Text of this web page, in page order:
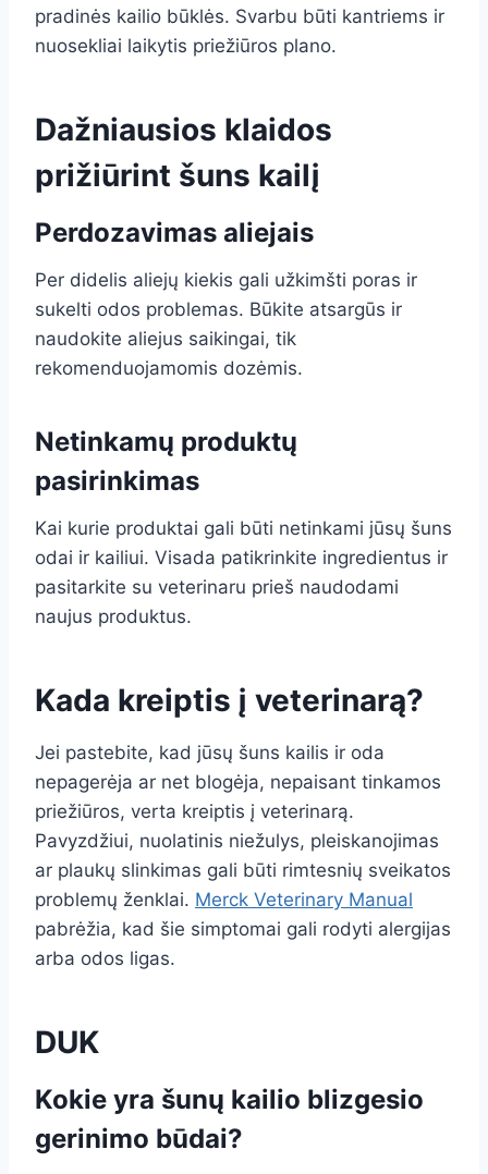
pradinės kailio būklės. Svarbu būti kantriems ir
nuosekliai laikytis priežiūros plano.
Dažniausios klaidos
prižiūrint šuns kailį
Perdozavimas aliejais
Per didelis aliejų kiekis gali užkimšti poras ir
sukelti odos problemas. Būkite atsargūs ir
naudokite aliejus saikingai, tik
rekomenduojamomis dozėmis.
Netinkamų produktų
pasirinkimas
Kai kurie produktai gali būti netinkami jūsų šuns
odai ir kailiui. Visada patikrinkite ingredientus ir
pasitarkite su veterinaru prieš naudodami
naujus produktus.
Kada kreiptis į veterinarą?
Jei pastebite, kad jūsų šuns kailis ir oda
nepagerėja ar net blogėja, nepaisant tinkamos
priežiūros, verta kreiptis į veterinarą.
Pavyzdžiui, nuolatinis niežulys, pleiskanojimas
ar plaukų slinkimas gali būti rimtesnių sveikatos
problemų ženklai. Merck Veterinary Manual
pabrėžia, kad šie simptomai gali rodyti alergijas
arba odos ligas.
DUK
Kokie yra šunų kailio blizgesio
gerinimo būdai?